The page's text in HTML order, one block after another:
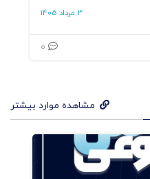
3 مرداد 1405
مشاهده موارد بیشتر